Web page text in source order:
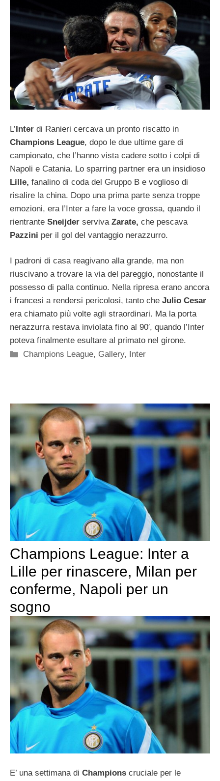
L’Inter di Ranieri cercava un pronto riscatto in
Champions League, dopo le due ultime gare di
campionato, che l’hanno vista cadere sotto i colpi di
Napoli e Catania. Lo sparring partner era un insidioso
Lille, fanalino di coda del Gruppo B e voglioso di
risalire la china. Dopo una prima parte senza troppe
emozioni, era l’Inter a fare la voce grossa, quando il
rientrante Sneijder serviva Zarate, che pescava
Pazzini per il gol del vantaggio nerazzurro.
I padroni di casa reagivano alla grande, ma non
riuscivano a trovare la via del pareggio, nonostante il
possesso di palla continuo. Nella ripresa erano ancora
i francesi a rendersi pericolosi, tanto che Julio Cesar
era chiamato più volte agli straordinari. Ma la porta
nerazzurra restava inviolata fino al 90′, quando l’Inter
poteva finalmente esultare al primato nel girone.
Categorie
Champions League, Gallery, Inter
Champions League: Inter a
Lille per rinascere, Milan per
conferme, Napoli per un
sogno
E’ una settimana di Champions cruciale per le